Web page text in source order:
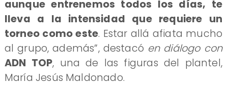
aunque entrenemos todos los días, te
lleva a la intensidad que requiere un
torneo como este. Estar allá afiata mucho
al grupo, además”, destacó en diálogo con
ADN TOP, una de las figuras del plantel,
María Jesús Maldonado.